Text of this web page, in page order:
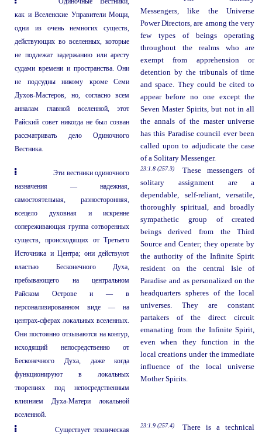
как и Вселенские Управители Мощи,
одни из очень немногих существ,
действующих во вселенных, которые
не подлежат задержанию или аресту
судами времени и пространства. Они
не подсудны никому кроме Семи
Духов-Мастеров, но, согласно всем
анналам главной вселенной, этот
Райский совет никогда не был созван
рассматривать дело Одиночного
Вестника.
Messengers, like the Universe
Power Directors, are among the very
few types of beings operating
throughout the realms who are
exempt from apprehension or
detention by the tribunals of time
and space. They could be cited to
appear before no one except the
Seven Master Spirits, but not in all
the annals of the master universe
has this Paradise council ever been
called upon to adjudicate the case
of a Solitary Messenger.
Эти вестники одиночного
назначения — надежная,
самостоятельная, разносторонняя,
всецело духовная и искренне
сопереживающая группа сотворенных
существ, происходящих от Третьего
Источника и Центра; они действуют
властью Бесконечного Духа,
пребывающего на центральном
Райском Острове и — в
персонализированном виде — на
центрах-сферах локальных вселенных.
Они постоянно отзываются на контур,
исходящий непосредственно от
Бесконечного Духа, даже когда
функционируют в локальных
творениях под непосредственным
влиянием Духа-Матери локальной
вселенной.
23:1.8 (257.3)
These messengers of
solitary assignment are a
dependable, self-reliant, versatile,
thoroughly spiritual, and broadly
sympathetic group of created
beings derived from the Third
Source and Center; they operate by
the authority of the Infinite Spirit
resident on the central Isle of
Paradise and as personalized on the
headquarters spheres of the local
universes. They are constant
partakers of the direct circuit
emanating from the Infinite Spirit,
even when they function in the
local creations under the immediate
influence of the local universe
Mother Spirits.
Существует техническая
23:1.9 (257.4)
There is a technical